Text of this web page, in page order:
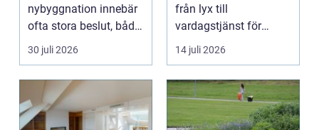
nybyggnation innebär
ofta stora beslut, både
ekonomiskt ...
30 juli 2026
från lyx till
vardagstjänst för
många bilägare. I
Hels...
14 juli 2026